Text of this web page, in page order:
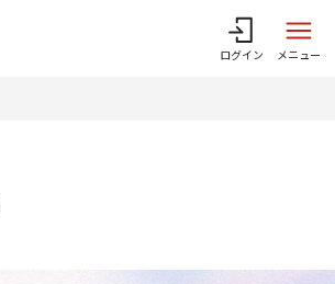
ログイン メニュー